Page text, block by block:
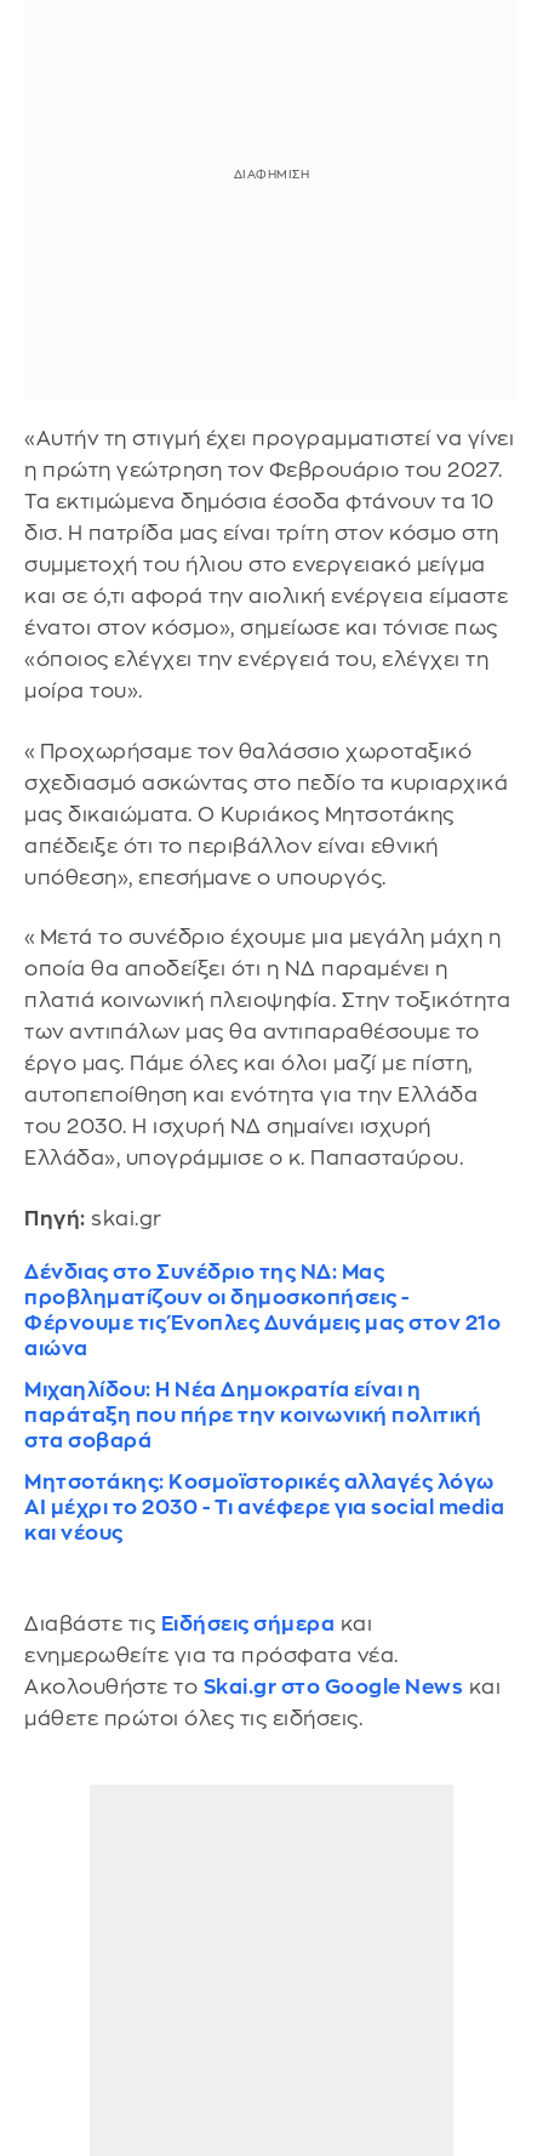
«Αυτήν τη στιγμή έχει προγραμματιστεί να γίνει
η πρώτη γεώτρηση τον Φεβρουάριο του 2027.
Τα εκτιμώμενα δημόσια έσοδα φτάνουν τα 10
δισ. Η πατρίδα μας είναι τρίτη στον κόσμο στη
συμμετοχή του ήλιου στο ενεργειακό μείγμα
και σε ό,τι αφορά την αιολική ενέργεια είμαστε
ένατοι στον κόσμο», σημείωσε και τόνισε πως
«όποιος ελέγχει την ενέργειά του, ελέγχει τη
μοίρα του».
«Προχωρήσαμε τον θαλάσσιο χωροταξικό
σχεδιασμό ασκώντας στο πεδίο τα κυριαρχικά
μας δικαιώματα. Ο Κυριάκος Μητσοτάκης
απέδειξε ότι το περιβάλλον είναι εθνική
υπόθεση», επεσήμανε ο υπουργός.
«Μετά το συνέδριο έχουμε μια μεγάλη μάχη η
οποία θα αποδείξει ότι η ΝΔ παραμένει η
πλατιά κοινωνική πλειοψηφία. Στην τοξικότητα
των αντιπάλων μας θα αντιπαραθέσουμε το
έργο μας. Πάμε όλες και όλοι μαζί με πίστη,
αυτοπεποίθηση και ενότητα για την Ελλάδα
του 2030. Η ισχυρή ΝΔ σημαίνει ισχυρή
Ελλάδα», υπογράμμισε ο κ. Παπασταύρου.
Πηγή: skai.gr
Δένδιας στο Συνέδριο της ΝΔ: Μας
προβληματίζουν οι δημοσκοπήσεις -
Φέρνουμε τις Ένοπλες Δυνάμεις μας στον 21ο
αιώνα
Μιχαηλίδου: Η Νέα Δημοκρατία είναι η
παράταξη που πήρε την κοινωνική πολιτική
στα σοβαρά
Μητσοτάκης: Κοσμοϊστορικές αλλαγές λόγω
AI μέχρι το 2030 - Τι ανέφερε για social media
και νέους
Διαβάστε τις Ειδήσεις σήμερα και
ενημερωθείτε για τα πρόσφατα νέα.
Ακολουθήστε το Skai.gr στο Google News και
μάθετε πρώτοι όλες τις ειδήσεις.